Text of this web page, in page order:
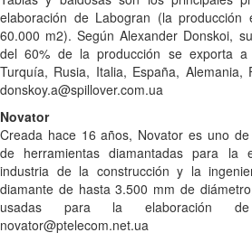
elaboración de Labogran (la
60.000 m2). Según Alexander Donskoi,
del 60% de la producción se exporta a
Turquía, Rusia, Italia, España, Alemania,
donskoy.a@spillover.com.ua
Novator
Creada hace 16 años, Novator es uno
de herramientas diamantadas para la
industria de la construcción y la
diamante de hasta 3.500 mm de
usadas para la elaboración
novator@ptelecom.net.ua